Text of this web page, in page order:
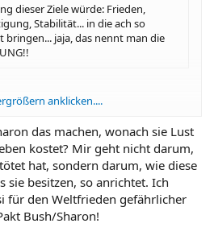
dieser Ziele würde: Frieden,
Stabilität... in die ach so
bringen... jaja, das nennt man die
führenden Terroristen befreit . Das ist
, Freiheit , Gleichberechtigung
aufi die Herr Rantiss gepfiffen hat
anklicken....
das machen, wonach sie Lust
kostet? Mir geht nicht darum,
hat, sondern darum, wie diese
sie besitzen, so anrichtet. Ich
für den Weltfrieden gefährlicher
Bush/Sharon!